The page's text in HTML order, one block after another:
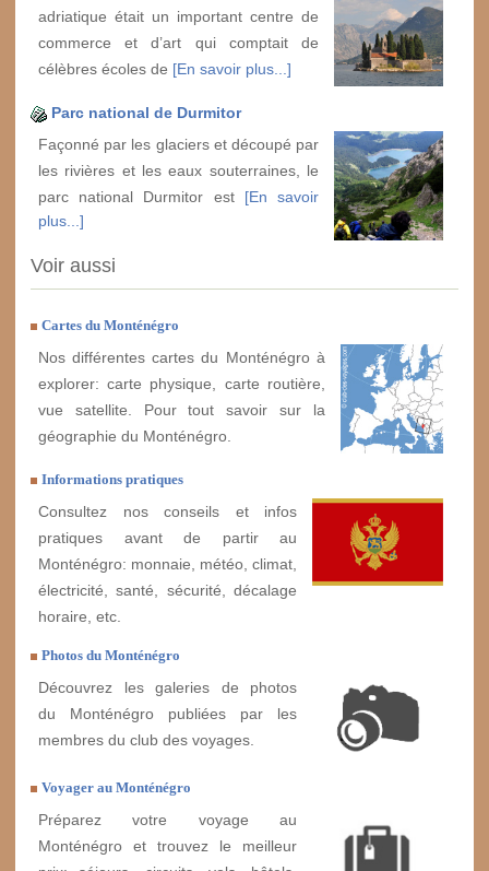
adriatique était un important centre de
commerce et d’art qui comptait de
célèbres écoles de [En savoir plus...]
Parc national de Durmitor
Façonné par les glaciers et découpé par
les rivières et les eaux souterraines, le
parc national Durmitor est [En savoir
plus...]
Voir aussi
Cartes du Monténégro
Nos différentes cartes du Monténégro à
explorer: carte physique, carte routière,
vue satellite. Pour tout savoir sur la
géographie du Monténégro.
Informations pratiques
Consultez nos conseils et infos
pratiques avant de partir au
Monténégro: monnaie, météo, climat,
électricité, santé, sécurité, décalage
horaire, etc.
Photos du Monténégro
Découvrez les galeries de photos
du Monténégro publiées par les
membres du club des voyages.
Voyager au Monténégro
Préparez votre voyage au
Monténégro et trouvez le meilleur